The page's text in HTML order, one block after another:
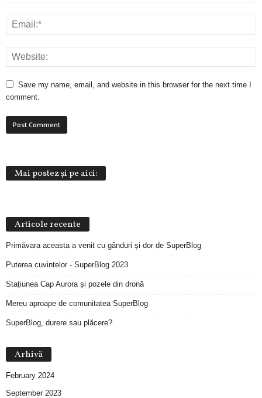
Save my name, email, and website in this browser for the next time I
comment.
Mai postez și pe aici:
Articole recente
Primăvara aceasta a venit cu gânduri și dor de SuperBlog
Puterea cuvintelor - SuperBlog 2023
Stațiunea Cap Aurora și pozele din dronă
Mereu aproape de comunitatea SuperBlog
SuperBlog, durere sau plăcere?
Arhivă
February 2024
September 2023